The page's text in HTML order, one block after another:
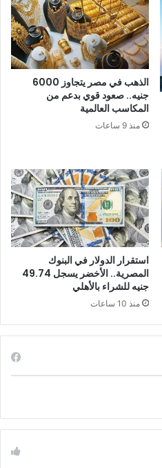
الذهب في مصر يتجاوز 6000
جنيه.. صعود قوي بدعم من
المكاسب العالمية
منذ 9 ساعات
استقرار الدولار في البنوك
المصرية.. الأخضر يسجل 49.74
جنيه للشراء بالأهلي
منذ 10 ساعات